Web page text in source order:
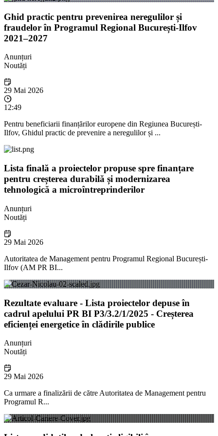
Ghid practic pentru prevenirea neregulilor și
fraudelor în Programul Regional București-Ilfov
2021–2027
Anunțuri
Noutăți
29 Mai 2026
12:49
Pentru beneficiarii finanțărilor europene din Regiunea București-
Ilfov, Ghidul practic de prevenire a neregulilor și ...
Lista finală a proiectelor propuse spre finanțare
pentru creșterea durabilă și modernizarea
tehnologică a microîntreprinderilor
Anunțuri
Noutăți
29 Mai 2026
Autoritatea de Management pentru Programul Regional București-
Ilfov (AM PR BI...
Rezultate evaluare - Lista proiectelor depuse în
cadrul apelului PR BI P3/3.2/1/2025 - Creșterea
eficienței energetice în clădirile publice
Anunțuri
Noutăți
29 Mai 2026
Ca urmare a finalizării de către Autoritatea de Management pentru
Programul R...